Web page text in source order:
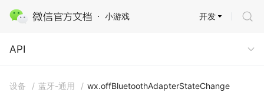
小游戏
API
开发
API
设备 / 蓝牙-通用 / wx.offBluetoothAdapterStateChange